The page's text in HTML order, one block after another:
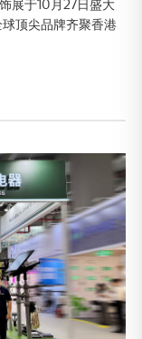
展于10月27日盛大
顶尖品牌齐聚香港